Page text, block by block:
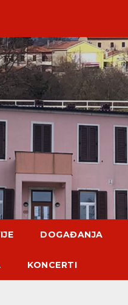
DOGAĐANJA
KONCERTI